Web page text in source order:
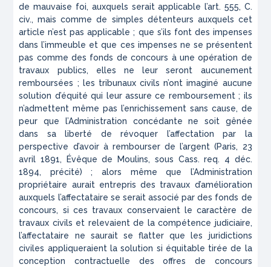
de mauvaise foi, auxquels serait applicable l’art. 555, C.
civ., mais comme de simples détenteurs auxquels cet
article n’est pas applicable ; que s’ils font des impenses
dans l’immeuble et que ces impenses ne se présentent
pas comme des fonds de concours à une opération de
travaux publics, elles ne leur seront aucunement
remboursées ; les tribunaux civils n’ont imaginé aucune
solution d’équité qui leur assure ce remboursement ; ils
n’admettent même pas l’enrichissement sans cause, de
peur que l’Administration concédante ne soit gênée
dans sa liberté de révoquer l’affectation par la
perspective d’avoir à rembourser de l’argent (Paris, 23
avril 1891,
Évêque de Moulins, sous Cass. req. 4 déc.
1894, précité) ; alors même que l’Administration
propriétaire aurait entrepris des travaux d’amélioration
auxquels l’affectataire se serait associé par des fonds de
concours, si ces travaux conservaient le caractère de
travaux civils et relevaient de la compétence judiciaire,
l’affectataire ne saurait se flatter que les juridictions
civiles appliqueraient la solution si équitable tirée de la
conception contractuelle des offres de concours